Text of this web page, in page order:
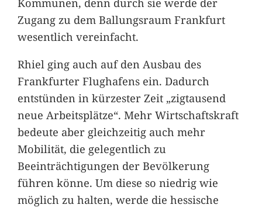
Zugang zu dem Ballungsraum Frankfurt
wesentlich vereinfacht.
Rhiel ging auch auf den Ausbau des
Frankfurter Flughafens ein. Dadurch
entstünden in kürzester Zeit „zigtausend
neue Arbeitsplätze“. Mehr Wirtschaftskraft
bedeute aber gleichzeitig auch mehr
Mobilität, die gelegentlich zu
Beeinträchtigungen der Bevölkerung
führen könne. Um diese so niedrig wie
möglich zu halten, werde die hessische